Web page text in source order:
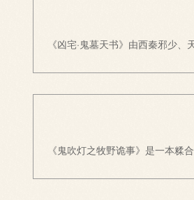
《凶宅·鬼墓天书》由西秦邪少
《鬼吹灯之牧野诡事》是一本糅